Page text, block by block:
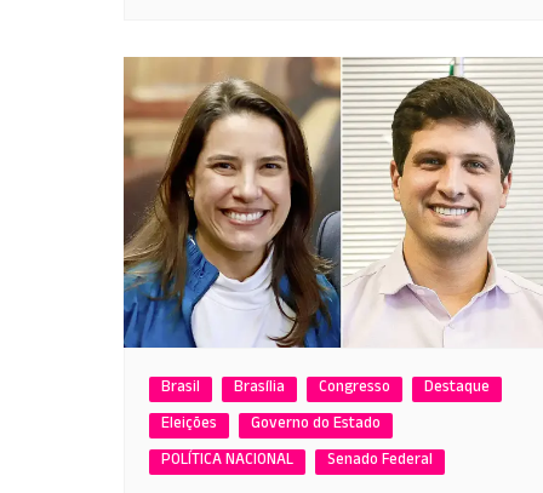
Brasil Brasília Congresso
Destaque
Eleições
Governo do Estado
POLÍTICA NACIONAL
Senado Federal